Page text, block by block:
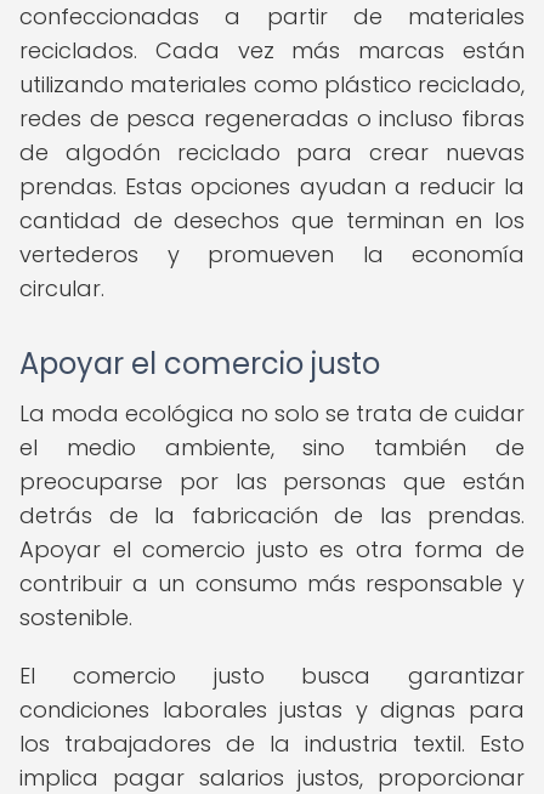
confeccionadas a partir de materiales
reciclados. Cada vez más marcas están
utilizando materiales como plástico reciclado,
redes de pesca regeneradas o incluso fibras
de algodón reciclado para crear nuevas
prendas. Estas opciones ayudan a reducir la
cantidad de desechos que terminan en los
vertederos y promueven la economía
circular.
Apoyar el comercio justo
La moda ecológica no solo se trata de cuidar
el medio ambiente, sino también de
preocuparse por las personas que están
detrás de la fabricación de las prendas.
Apoyar el comercio justo es otra forma de
contribuir a un consumo más responsable y
sostenible.
El comercio justo busca garantizar
condiciones laborales justas y dignas para
los trabajadores de la industria textil. Esto
implica pagar salarios justos, proporcionar